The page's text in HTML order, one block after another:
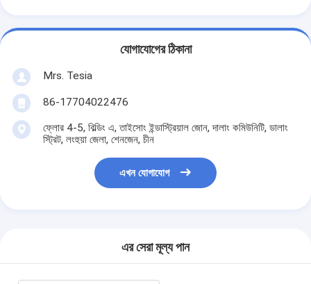
যোগাযোগের ঠিকানা
Mrs. Tesia
86-17704022476
ফ্লোর 4-5, বিল্ডিং এ, তাইসোং ইন্ডাস্ট্রিয়াল জোন, দালাং কমিউনিটি, ডালাং
স্ট্রিট, লংহুয়া জেলা, শেনজেন, চীন
এখন যোগাযোগ
এর সেরা মূল্য পান